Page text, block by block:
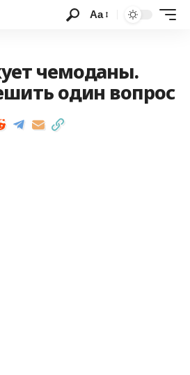
Аа
чемоданы.
один вопрос